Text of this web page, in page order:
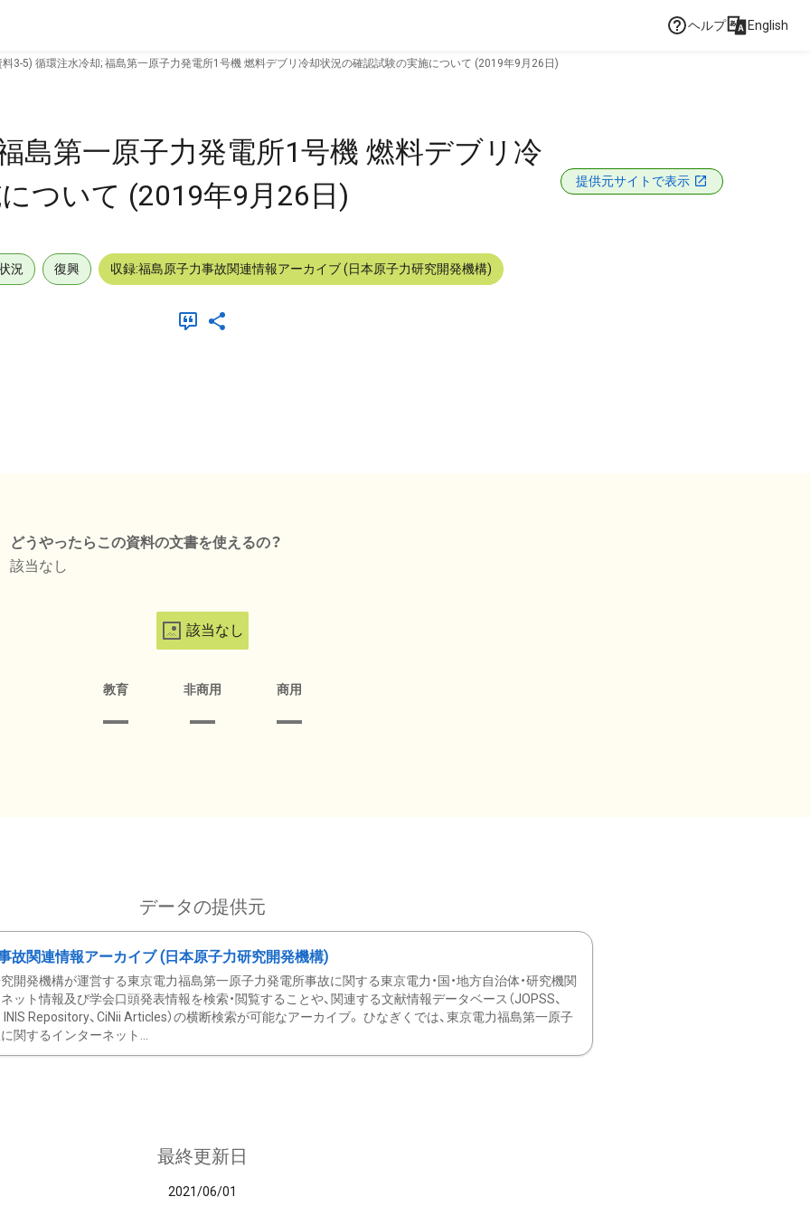
ヘルプ English
料3-5) 循環注水冷却; 福島第一原子力発電所1号機 燃料デブリ冷却状況の確認試験の実施について (2019年9月26日)
島第一原子力発電所1号機 燃料デブリ冷
ついて (2019年9月26日)
提供元サイトで表示
況 復興 収録:福島原子力事故関連情報アーカイブ (日本原子力研究開発機構)
どうやったらこの資料の文書を使えるの？
該当なし
該当なし
教育 非商用 商用
データの提供元
故関連情報アーカイブ (日本原子力研究開発機構)
開発機構が運営する東京電力福島第一原子力発電所事故に関する東京電力・国・地方自治体・研究機関
ット情報及び学会口頭発表情報を検索・閲覧することや、関連する文献情報データベース（JOPSS、
INIS Repository、CiNii Articles）の横断検索が可能なアーカイブ。 ひなぎくでは、東京電力福島第一原子
関するインターネット...
最終更新日
2021/06/01